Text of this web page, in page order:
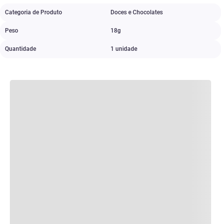
Categoria de Produto Doces e Chocolates
Peso 18g
Quantidade 1 unidade